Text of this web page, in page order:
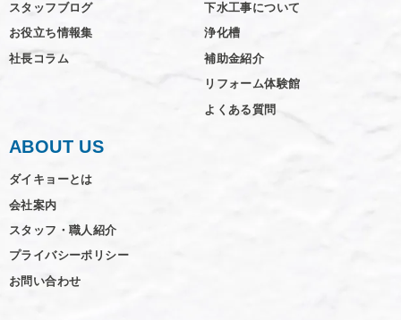
スタッフブログ
お役立ち情報集
社長コラム
下水工事について
浄化槽
補助金紹介
リフォーム体験館
よくある質問
ABOUT US
ダイキョーとは
会社案内
スタッフ・職人紹介
プライバシーポリシー
お問い合わせ